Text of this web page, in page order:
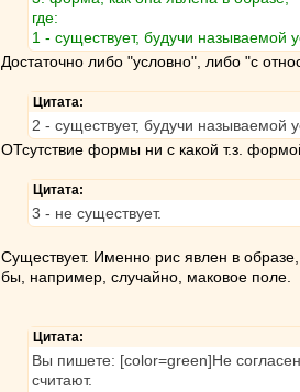
где:
1 - существует, будучи называемой
Достаточно либо "условно", либо "с
Цитата:
2 - существует, будучи называемой
ОТсутствие формы ни с какой т.з.
Цитата:
3 - не существует.
Существует. Именно рис явлен в
бы, например, случайно, маковое поле.
Цитата:
Вы пишете: [color=green]Не
считают.